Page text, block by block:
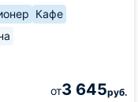
Кафе
от3 645руб.